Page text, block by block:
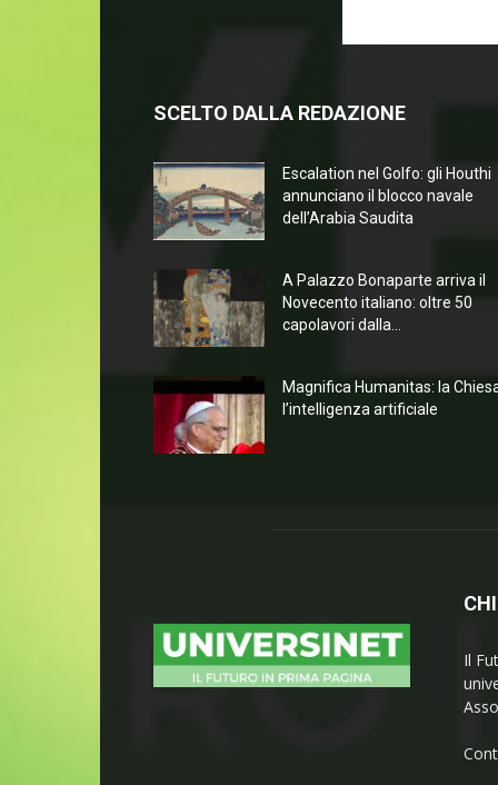
SCELTO DALLA REDAZIONE
Escalation nel Golfo: gli Houthi
annunciano il blocco navale
dell’Arabia Saudita
A Palazzo Bonaparte arriva il
Novecento italiano: oltre 50
capolavori dalla...
Magnifica Humanitas: la
l’intelligenza artificiale
Il